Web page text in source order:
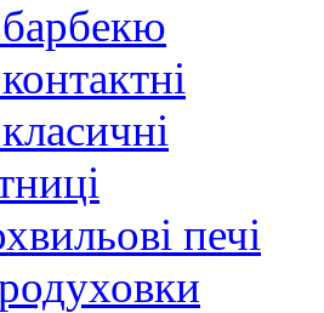
печі